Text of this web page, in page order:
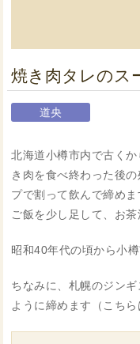
焼き肉タレのス
道央
北海道小樽市内で古く
き肉を食べ終わった後
プで割って飲んで締めま
ご飯を少し足して、お
昭和40年代の頃から小
ちなみに、札幌のジン
ように締めます（こちら